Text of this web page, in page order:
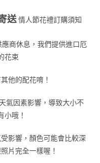
送情人節花禮訂購須知
商休息，我們提供進口厄
花束
他的配花唷！
氣因素影響，導致大小不
小哦！
影響，顏色可能會比較深
片完全一樣喔！